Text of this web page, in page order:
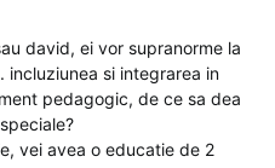
david, ei vor supranorme la
incluziunea si integrarea in
pedagogic, de ce sa dea
vei avea o educatie de 2